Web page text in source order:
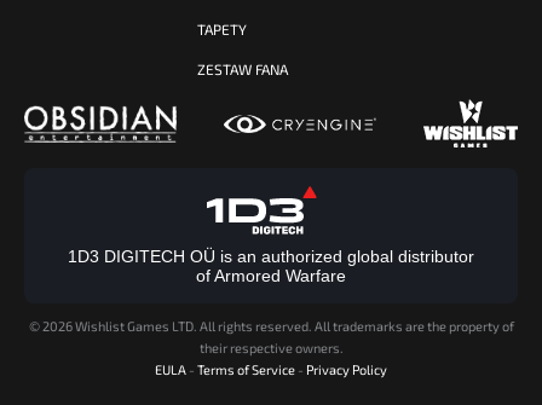
TAPETY
ZESTAW FANA
1D3 DIGITECH OÜ is an authorized global distributor
of Armored Warfare
© 2026 Wishlist Games LTD. All rights reserved. All trademarks are the property of
their respective owners.
EULA - Terms of Service - Privacy Policy